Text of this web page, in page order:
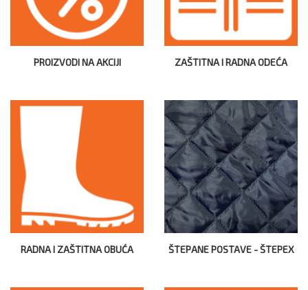
PROIZVODI NA AKCIJI ZAŠTITNA I RADNA ODEĆA
RADNA I ZAŠTITNA OBUĆA ŠTEPANE POSTAVE - ŠTEPEX